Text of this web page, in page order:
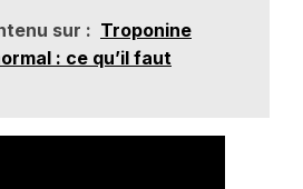
sur : Troponine
: ce qu’il faut